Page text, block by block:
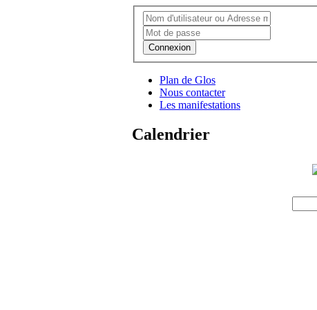
Connexion
Plan de Glos
Nous contacter
Les manifestations
Calendrier